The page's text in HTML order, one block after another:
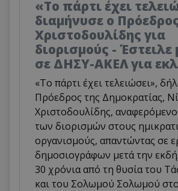
«Το πάρτι έχει
διαμήνυσε ο
Χριστοδουλίδης για
διορισμούς -
σε ΔΗΣΥ-ΑΚΕΛ για
«Το πάρτι έχει τελειώσει»,
Πρόεδρος της Δημοκρατίας,
Χριστοδουλίδης,
των διορισμών στους
οργανισμούς, απαντώντας σε
δημοσιογράφων μετά την
30 χρόνια από τη θυσία του
και του Σολωμού Σολωμού